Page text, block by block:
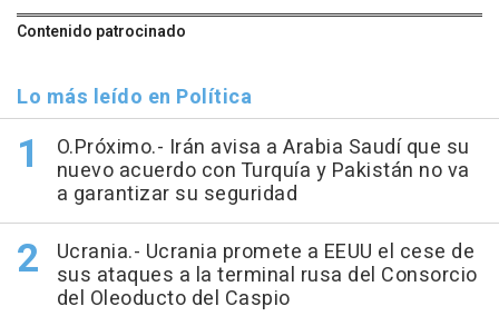
Contenido patrocinado
Lo más leído en Política
O.Próximo.- Irán avisa a Arabia Saudí que su
nuevo acuerdo con Turquía y Pakistán no va
a garantizar su seguridad
Ucrania.- Ucrania promete a EEUU el cese de
sus ataques a la terminal rusa del Consorcio
del Oleoducto del Caspio